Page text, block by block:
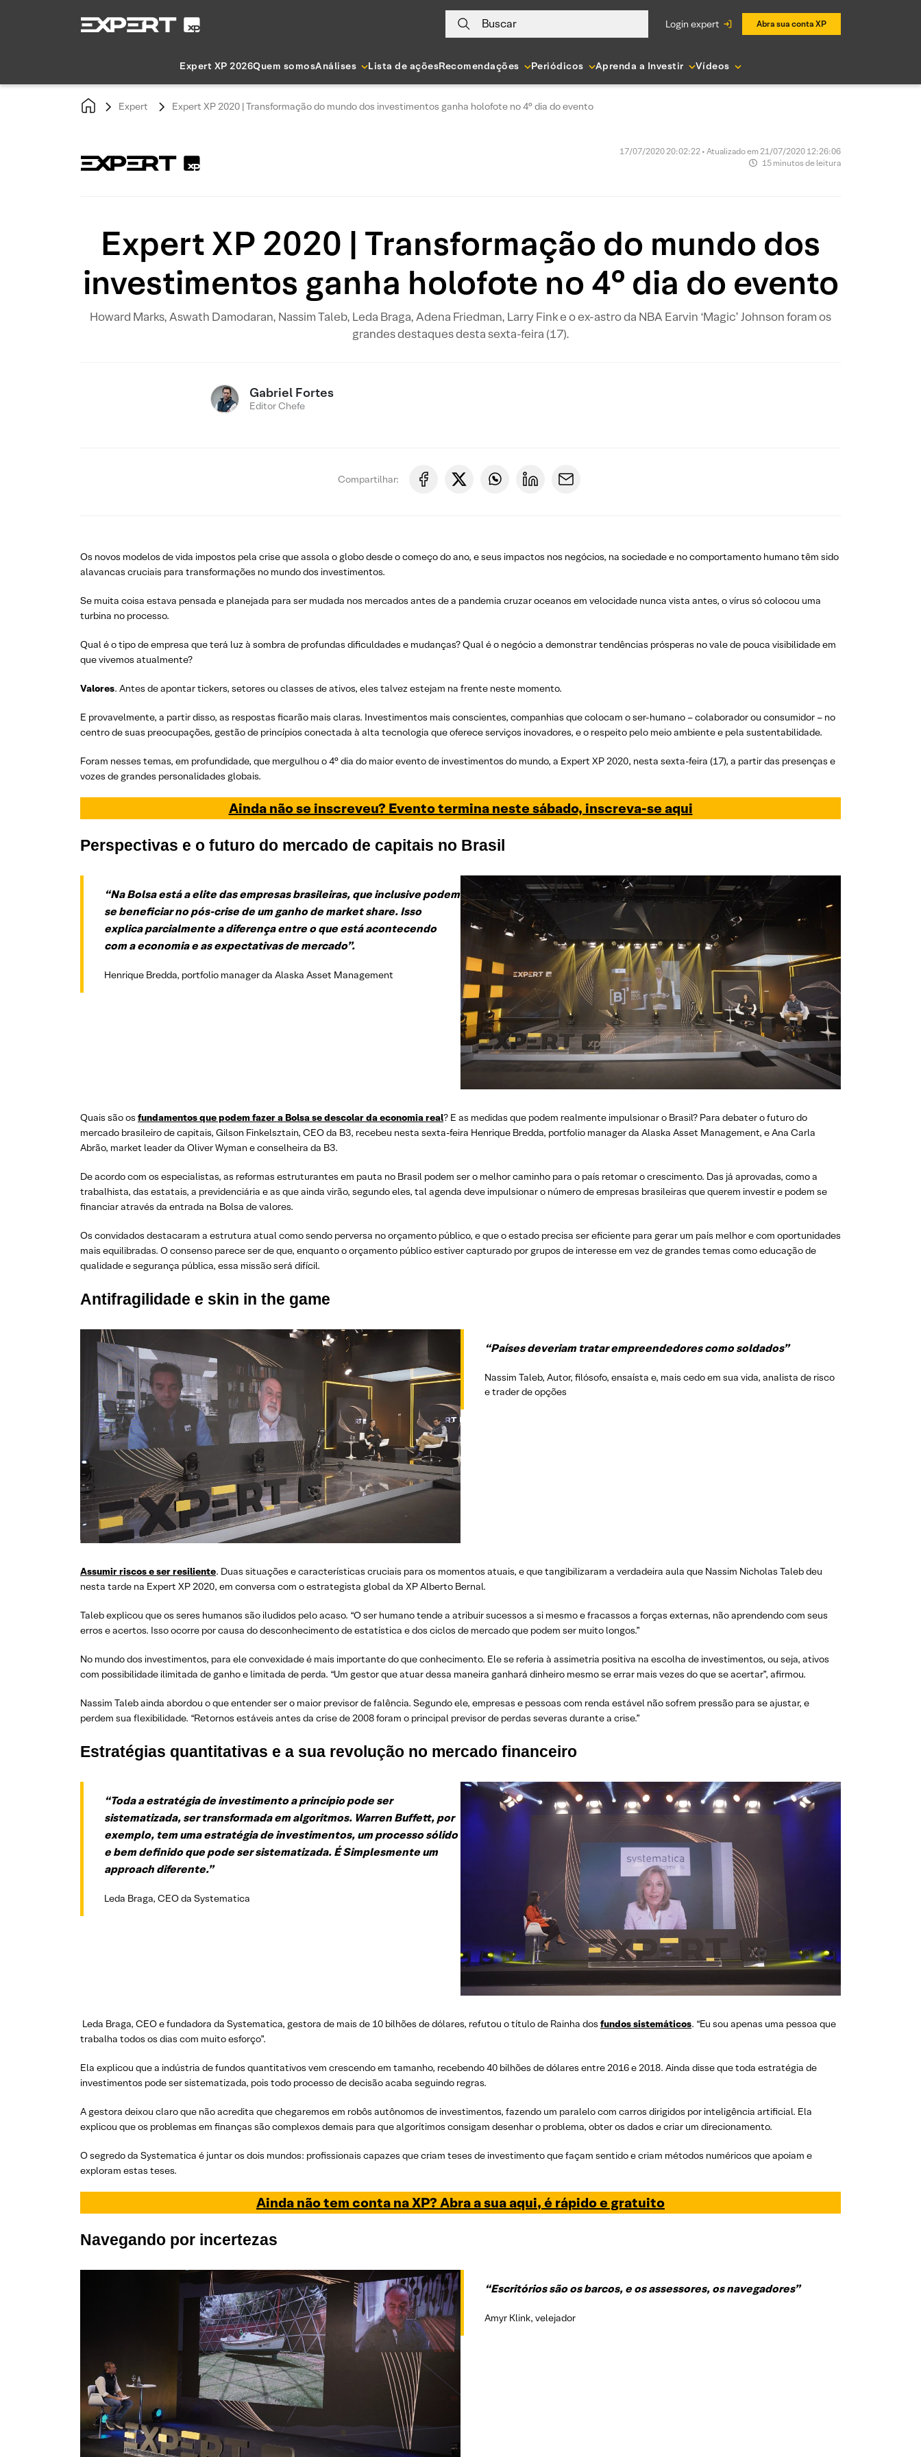
Buscar login expert Abra sua conta XP
Expert XP 2026Quem somosAnálises Lista de açõesRecomendações Periódicos Aprenda a Investir Vídeos
Expert Expert XP 2020 | Transformação do mundo dos investimentos ganha holofote no 4° dia do evento
17/07/2020 20:02:22 • Atualizado em 21/07/2020 12:26:06
15 minutos de leitura
Expert XP 2020 | Transformação do mundo dos
investimentos ganha holofote no 4° dia do evento
Howard Marks, Aswath Damodaran, Nassim Taleb, Leda Braga, Adena Friedman, Larry Fink e o ex-astro da NBA Earvin ‘Magic’ Johnson foram os
grandes destaques desta sexta-feira (17).
Gabriel Fortes
Editor Chefe
Compartilhar:
Os novos modelos de vida impostos pela crise que assola o globo desde o começo do ano, e seus impactos nos negócios, na sociedade e no comportamento humano têm sido
alavancas cruciais para transformações no mundo dos investimentos.
Se muita coisa estava pensada e planejada para ser mudada nos mercados antes de a pandemia cruzar oceanos em velocidade nunca vista antes, o vírus só colocou uma
turbina no processo.
Qual é o tipo de empresa que terá luz à sombra de profundas dificuldades e mudanças? Qual é o negócio a demonstrar tendências prósperas no vale de pouca visibilidade em
que vivemos atualmente?
Valores. Antes de apontar tickers, setores ou classes de ativos, eles talvez estejam na frente neste momento.
E provavelmente, a partir disso, as respostas ficarão mais claras. Investimentos mais conscientes, companhias que colocam o ser-humano – colaborador ou consumidor – no
centro de suas preocupações, gestão de princípios conectada à alta tecnologia que oferece serviços inovadores, e o respeito pelo meio ambiente e pela sustentabilidade.
Foram nesses temas, em profundidade, que mergulhou o 4° dia do maior evento de investimentos do mundo, a Expert XP 2020, nesta sexta-feira (17), a partir das presenças e
vozes de grandes personalidades globais.
Ainda não se inscreveu? Evento termina neste sábado, inscreva-se aqui
Perspectivas e o futuro do mercado de capitais no Brasil
“Na Bolsa está a elite das empresas brasileiras, que inclusive podem
se beneficiar no pós-crise de um ganho de market share. Isso
explica parcialmente a diferença entre o que está acontecendo
com a economia e as expectativas de mercado”.
Henrique Bredda, portfolio manager da Alaska Asset Management
Quais são os fundamentos que podem fazer a Bolsa se descolar da economia real? E as medidas que podem realmente impulsionar o Brasil? Para debater o futuro do
mercado brasileiro de capitais, Gilson Finkelsztain, CEO da B3, recebeu nesta sexta-feira Henrique Bredda, portfolio manager da Alaska Asset Management, e Ana Carla
Abrão, market leader da Oliver Wyman e conselheira da B3.
De acordo com os especialistas, as reformas estruturantes em pauta no Brasil podem ser o melhor caminho para o país retomar o crescimento. Das já aprovadas, como a
trabalhista, das estatais, a previdenciária e as que ainda virão, segundo eles, tal agenda deve impulsionar o número de empresas brasileiras que querem investir e podem se
financiar através da entrada na Bolsa de valores.
Os convidados destacaram a estrutura atual como sendo perversa no orçamento público, e que o estado precisa ser eficiente para gerar um país melhor e com oportunidades
mais equilibradas. O consenso parece ser de que, enquanto o orçamento público estiver capturado por grupos de interesse em vez de grandes temas como educação de
qualidade e segurança pública, essa missão será difícil.
Antifragilidade e skin in the game
“Países deveriam tratar empreendedores como soldados”
Nassim Taleb, Autor, filósofo, ensaísta e, mais cedo em sua vida, analista de risco
e trader de opções
Assumir riscos e ser resiliente. Duas situações e características cruciais para os momentos atuais, e que tangibilizaram a verdadeira aula que Nassim Nicholas Taleb deu
nesta tarde na Expert XP 2020, em conversa com o estrategista global da XP Alberto Bernal.
Taleb explicou que os seres humanos são iludidos pelo acaso. “O ser humano tende a atribuir sucessos a si mesmo e fracassos a forças externas, não aprendendo com seus
erros e acertos. Isso ocorre por causa do desconhecimento de estatística e dos ciclos de mercado que podem ser muito longos.”
No mundo dos investimentos, para ele convexidade é mais importante do que conhecimento. Ele se referia à assimetria positiva na escolha de investimentos, ou seja, ativos
com possibilidade ilimitada de ganho e limitada de perda. “Um gestor que atuar dessa maneira ganhará dinheiro mesmo se errar mais vezes do que se acertar”, afirmou.
Nassim Taleb ainda abordou o que entender ser o maior previsor de falência. Segundo ele, empresas e pessoas com renda estável não sofrem pressão para se ajustar, e
perdem sua flexibilidade. “Retornos estáveis antes da crise de 2008 foram o principal previsor de perdas severas durante a crise.”
Estratégias quantitativas e a sua revolução no mercado financeiro
“Toda a estratégia de investimento a princípio pode ser
sistematizada, ser transformada em algoritmos. Warren Buffett, por
exemplo, tem uma estratégia de investimentos, um processo sólido
e bem definido que pode ser sistematizada. É Simplesmente um
approach diferente.”
Leda Braga, CEO da Systematica
Leda Braga, CEO e fundadora da Systematica, gestora de mais de 10 bilhões de dólares, refutou o título de Rainha dos fundos sistemáticos. “Eu sou apenas uma pessoa que
trabalha todos os dias com muito esforço”.
Ela explicou que a indústria de fundos quantitativos vem crescendo em tamanho, recebendo 40 bilhões de dólares entre 2016 e 2018. Ainda disse que toda estratégia de
investimentos pode ser sistematizada, pois todo processo de decisão acaba seguindo regras.
A gestora deixou claro que não acredita que chegaremos em robôs autônomos de investimentos, fazendo um paralelo com carros dirigidos por inteligência artificial. Ela
explicou que os problemas em finanças são complexos demais para que algorítimos consigam desenhar o problema, obter os dados e criar um direcionamento.
O segredo da Systematica é juntar os dois mundos: profissionais capazes que criam teses de investimento que façam sentido e criam métodos numéricos que apoiam e
exploram estas teses.
Ainda não tem conta na XP? Abra a sua aqui, é rápido e gratuito
Navegando por incertezas
“Escritórios são os barcos, e os assessores, os navegadores”
Amyr Klink, velejador